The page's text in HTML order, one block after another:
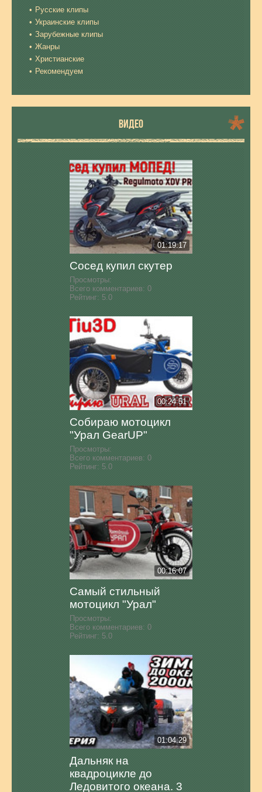
Русские клипы
Украинские клипы
Зарубежные клипы
Жанры
Христианские
Рекомендуем
ВИДЕО
01:19:17
Сосед купил скутер
Просмотры:
Всего комментариев: 0
Рейтинг: 5.0
00:24:51
Собираю мотоцикл
"Урал GearUP"
Просмотры:
Всего комментариев: 0
Рейтинг: 5.0
00:16:07
Самый стильный
мотоцикл "Урал"
Просмотры:
Всего комментариев: 0
Рейтинг: 5.0
01:04:29
Дальняк на
квадроцикле до
Ледовитого океана. 3